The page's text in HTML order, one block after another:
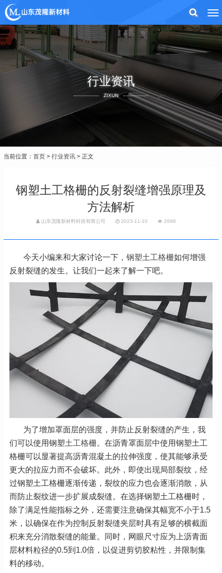
行业资讯
ZIXUN
当前位置： 首页 > 行业资讯 > 正文
钢塑土工格栅的反射裂缝增强原理及
方法解析
山东茂隆新材料科技有限公司 2023-11-10 2698
今天小编来和大家讨论一下， 钢塑土工格栅如何增强
反射裂缝的发生。让我们一起来了解一下吧。
为了增加罩面层的强度，并防止反射裂缝的产生，我
们可以使用钢塑土工格栅。在沥青罩面层中使用钢塑土工
格栅可以显著提高沥青混凝土的拉伸强度，使其能够承受
更大的拉应力而不会破坏。此外，即使出现局部裂纹，经
过钢塑土工格栅逐渐传递，裂纹的应力也会逐渐消散，从
而防止裂纹进一步扩展成裂缝。在选择钢塑土工格栅时，
除了满足性能指标之外，还需要注意确保其幅宽不小于1.5
米，以确保在作为控制反射裂缝夹层时具有足够的横截面
积来充分消散裂缝的能量。同时，网眼尺寸应为上沥青面
层材料粒径的0.5到1.0倍，以促进剪切胶粘性，并限制集
料的移动。